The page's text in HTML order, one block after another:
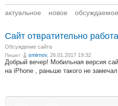
актуальное новое обсуждаемое
Сайт отвратительно
Обсуждение сайта
Пишет smirnov, 26.01.2017 19:32
Добрый вечер! Мобильная версия
на iPhone , раньше такого не